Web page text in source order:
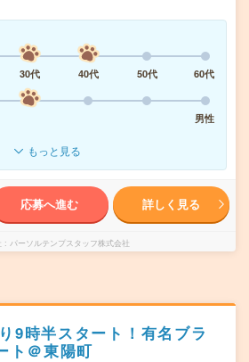
30代 40代 50代
60代
男性
もっと見る
応募へ進む 詳しく見る
パーソルテンプスタッフ株式会社
9時半スタート！有名ブラ
ト＠東陽町